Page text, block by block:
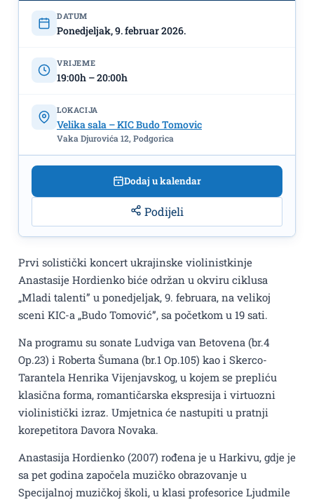
Prvi solistički koncert ukrajinske violinistkinje
Anastasije Hordienko biće održan u okviru ciklusa
„Mladi talenti” u ponedjeljak, 9. februara, na velikoj
sceni KIC-a „Budo Tomović”, sa početkom u 19 sati.
Na programu su sonate Ludviga van Betovena (br.4
Op.23) i Roberta Šumana (br.1 Op.105) kao i Skerco-
Tarantela Henrika Vijenjavskog, u kojem se prepliću
klasična forma, romantičarska ekspresija i virtuozni
violinistički izraz. Umjetnica će nastupiti u pratnji
korepetitora Davora Novaka.
Anastasija Hordienko (2007) rođena je u Harkivu, gdje je
sa pet godina započela muzičko obrazovanje u
Specijalnoj muzičkoj školi, u klasi profesorice Ljudmile
DATUM
Ponedjeljak, 9. februar 2026.
VRIJEME
19:00h – 20:00h
LOKACIJA
Velika sala – KIC Budo Tomovic
Vaka Djurovića 12, Podgorica
Dodaj u kalendar
Podijeli